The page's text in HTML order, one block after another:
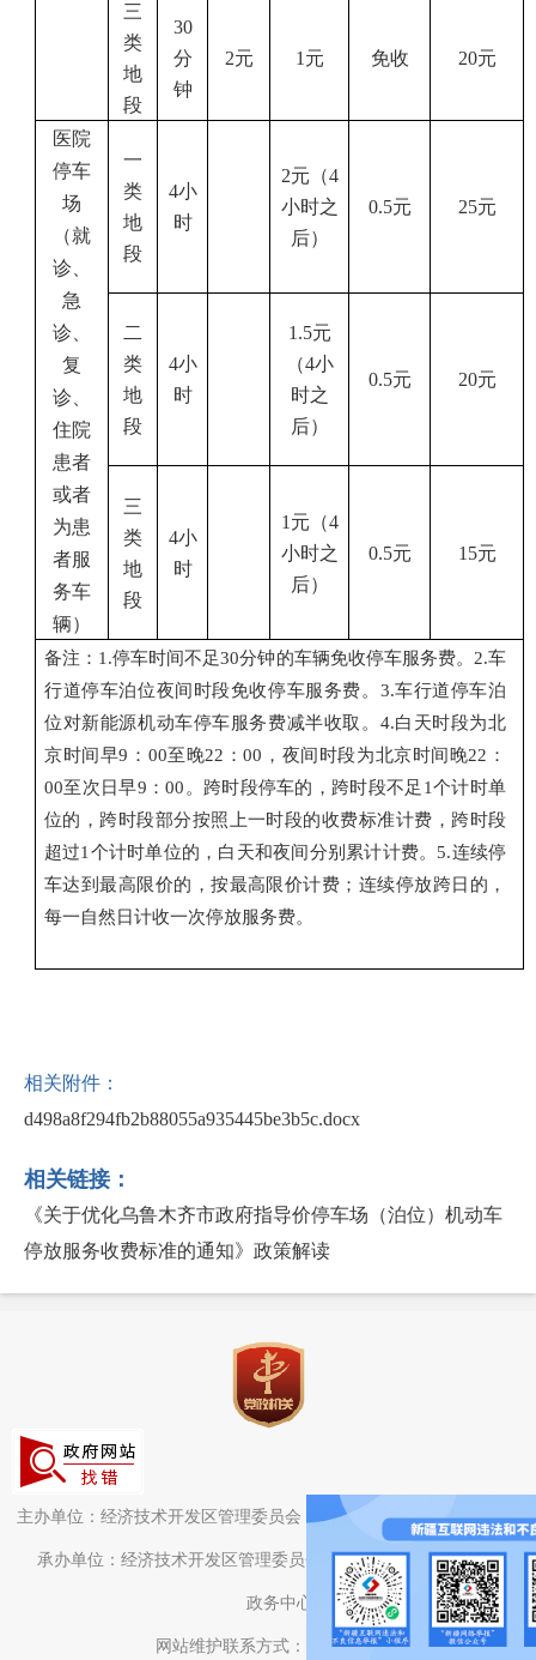
三
类
地
段
30
分
钟
2元 1 元 免收 20元
医院
停车
场
（就
诊、
急
诊、
复
诊、
住院
患者
或者
为患
者服
务车
辆）
一
类
地
段
4小
时
2元（4
小时之
后）
0.5元 25元
二
类
地
段
4小
时
1.5元
（4小
时之
后）
0.5元 20元
三
类
地
段
4小
时
1 元（4
小时之
后）
0.5元 15元
备注： 1.停车时间不足30分钟的车辆免收停车服务费。 2.车
行道停车泊位夜间时段免收停车服务费。 3.车行道停车泊
位对新能源机动车停车服务费减半收取。 4.白天时段为北
京时间早9 ： 00至晚22 ：00 ，夜间时段为北京时间晚22 ：
00至次日早9 ：00。跨时段停车的，跨时段不足 1个计时单
位的，跨时段部分按照上一时段的收费标准计费，跨时段
超过1个计时单位的，白天和夜间分别累计计费。 5.连续停
车达到最高限价的，按最高限价计费；连续停放跨日的，
每一自然日计收一次停放服务费。
相关附件：
d498a8f294fb2b88055a935445be3b5c.docx
相关链接：
《关于优化乌鲁木齐市政府指导价停车场（泊位）机动车
停放服务收费标准的通知》政策解读
主办单位：经济技术开发区管理委员会（头屯河区人民政府）办公室
承办单位：经济技术开发区管理委员会（头屯河区人民政府）电子
政务中心
网站维护联系方式：0991-3782709